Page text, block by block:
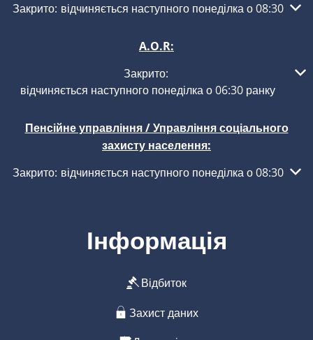
Натисніть, щоб приховати інші години роботи або
Закрито: відчиняється наступного понеділка о 08:30
A.O.R:
Натисніть, щоб приховати інші години роботи або закриття
Закрито:
відчиняється наступного понеділка о 06:30 ранку
Пенсійне управління / Управління соціального
захисту населення:
Натисніть, щоб приховати інші години роботи або
Закрито: відчиняється наступного понеділка о 08:30
Інформація
Відбиток
Захист даних